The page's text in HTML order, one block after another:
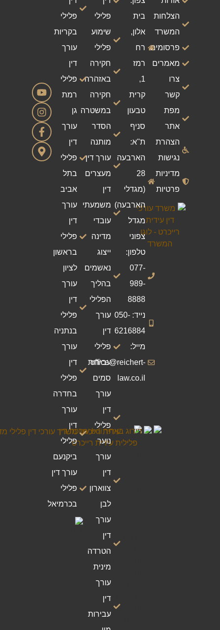
הצלחות
המשרד
פרסומים
מאמרים
צרו
קשר
מפת
אתר
הצהרת
נגישות
מדיניות
פרטיות
בית
אלון,
רח
רמז
1,
קרית
טבעון
סניף
ת"א:
הארבעה
28
(מגדלי
הארבעה)
מגדל
צפוני
טלפון:
077-
989-
8888
נייד: 050-
6216884
מייל:
office@reichert-
law.co.il
פלילי
שימוע
פלילי
חקירה
באזהרה
חקירה
במשטרה
הסדר
מותנה
עורך דין
מעצרים
דין
משמעתי
עובדי
מדינה
ייצוג
נאשמים
בהליך
הפלילי
עורך
דין
פלילי
עבירות
סמים
עורך
דין
פלילי
נוער
עורך
דין
צווארון
לבן
עורך
דין
הטרדה
מינית
עורך
דין
עבירות
פלילי
בקריות
עורך
דין
פלילי
רמת
גן
עורך
דין
פלילי
בתל
אביב
עורך
דין
פלילי
בראשון
לציון
עורך
דין
פלילי
בנתניה
עורך
דין
פלילי
בחדרה
עורך
דין
פלילי
ביקנעם
עורך דין
פלילי
בכרמיאל